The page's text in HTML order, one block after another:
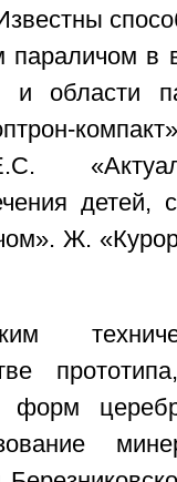
параличом в
и области
детей,
Ж.
форм